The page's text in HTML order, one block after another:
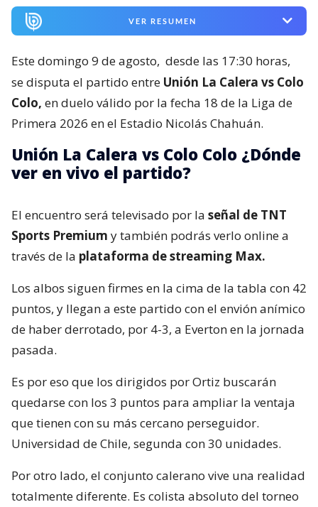
VER RESUMEN
Este domingo 9 de agosto, desde las 17:30 horas,
se disputa el partido entre Unión La Calera vs Colo
Colo, en duelo válido por la fecha 18 de la Liga de
Primera 2026 en el Estadio Nicolás Chahuán.
Unión La Calera vs Colo Colo ¿Dónde
ver en vivo el partido?
El encuentro será televisado por la señal de TNT
Sports Premium y también podrás verlo online a
través de la plataforma de streaming Max.
Los albos siguen firmes en la cima de la tabla con 42
puntos, y llegan a este partido con el envión anímico
de haber derrotado, por 4-3, a Everton en la jornada
pasada.
Es por eso que los dirigidos por Ortiz buscarán
quedarse con los 3 puntos para ampliar la ventaja
que tienen con su más cercano perseguidor.
Universidad de Chile, segunda con 30 unidades.
Por otro lado, el conjunto calerano vive una realidad
totalmente diferente. Es colista absoluto del torneo